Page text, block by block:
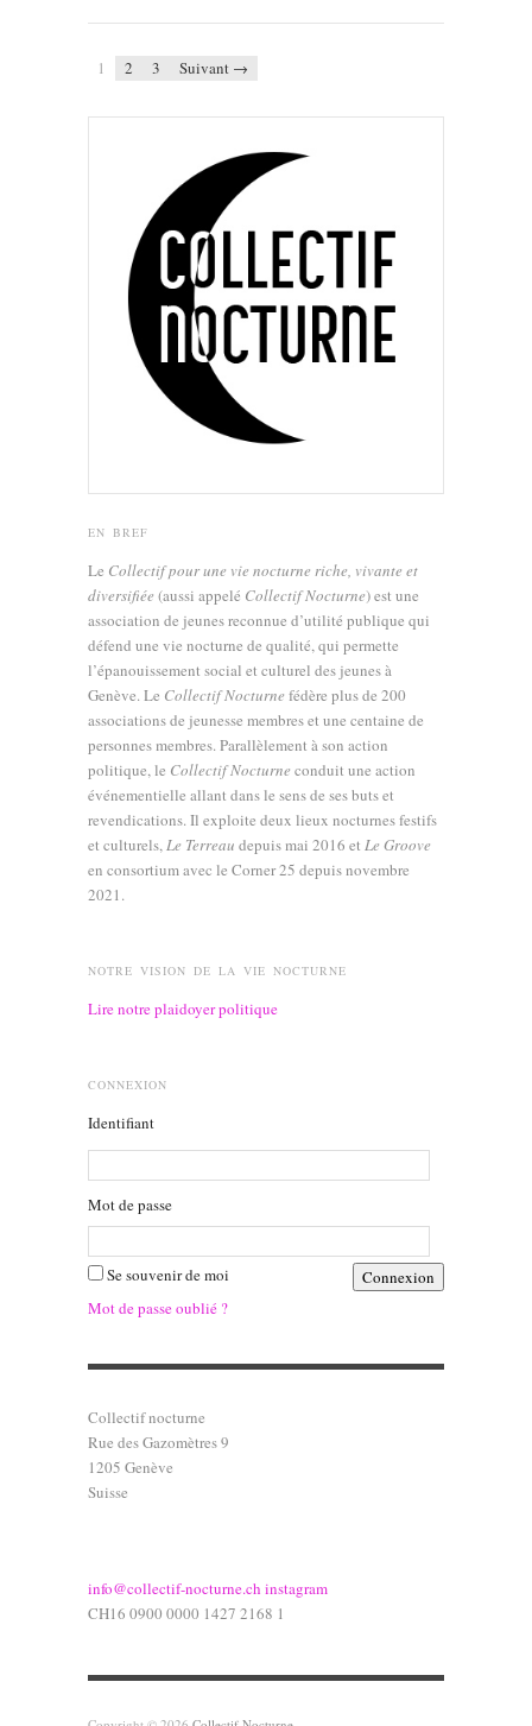
1 2 3 Suivant →
EN BREF
Le Collectif pour une vie nocturne riche, vivante et
diversifiée (aussi appelé Collectif Nocturne) est une
association de jeunes reconnue d’utilité publique qui
défend une vie nocturne de qualité, qui permette
l’épanouissement social et culturel des jeunes à
Genève. Le Collectif Nocturne fédère plus de 200
associations de jeunesse membres et une centaine de
personnes membres. Parallèlement à son action
politique, le Collectif Nocturne conduit une action
événementielle allant dans le sens de ses buts et
revendications. Il exploite deux lieux nocturnes festifs
et culturels,Le Terreau depuis mai 2016 et Le Groove
en consortium avec le Corner 25 depuis novembre
2021.
NOTRE VISION DE LA VIE NOCTURNE
Lire notre plaidoyer politique
CONNEXION
Identifiant
Mot de passe
Se souvenir de moi
Mot de passe oublié ?
Collectif nocturne
Rue des Gazomètres 9
1205 Genève
Suisse
info@collectif-nocturne.ch instagram
CH16 0900 0000 1427 2168 1